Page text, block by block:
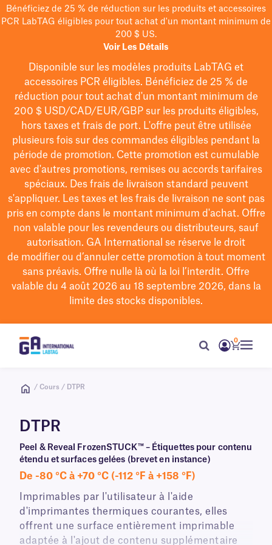
Bénéficiez de 25 % de réduction sur les produits et accessoires
PCR LabTAG éligibles pour tout achat d'un montant minimum de
200 $ US.
Voir Les Détails
Disponible sur les modèles produits LabTAG et
accessoires PCR éligibles. Bénéficiez de 25 % de
réduction pour tout achat d'un montant minimum de
200 $USD/CAD/EUR/GBPsur les produits éligibles,
hors taxes et frais de port. L'offre peut être utilisée
plusieurs fois sur des commandes éligibles pendant la
période de promotion. Cette promotion est cumulable
avec d'autres promotions, remises ou accords tarifaires
spéciaux. Des frais de livraison standard peuvent
s'appliquer. Les taxes et les frais de livraison ne sont pas
pris en compte dans le montant minimum d'achat. Offre
non valable pour les revendeurs ou distributeurs, sauf
autorisation. GA International se réserve le droit
de modifierou d’annuler cette promotion à tout moment
sans préavis. Offre nulle là où la loi l’interdit. Offre
valable du 4 août 2026 au 18 septembre 2026, dans la
limite des stocks disponibles.
0
/ Cours / DTPR
DTPR
Peel & Reveal FrozenSTUCK™ – Étiquettes pour contenu
étendu et surfaces gelées (brevet en instance)
De -80 °C à +70 °C (-112 °F à +158 °F)
Imprimables par l'utilisateur à l'aide
d'imprimantes thermiques courantes, elles
offrent une surface entièrement imprimable
adaptée à l'ajout de contenu supplémentaire